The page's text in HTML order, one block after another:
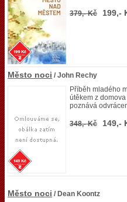
379,- Kč 199,-
Město noci / John Rechy
Příběh mladého
útěkem z
poznává
348,- Kč 149,-
Město noci / Dean Koontz